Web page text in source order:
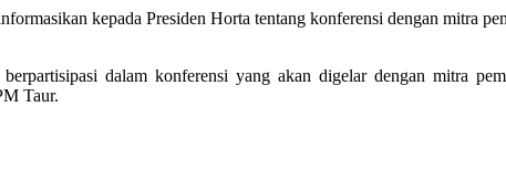
kepada Presiden Horta tentang konferensi dengan mitra
dalam konferensi yang akan digelar dengan mitra
Taur.